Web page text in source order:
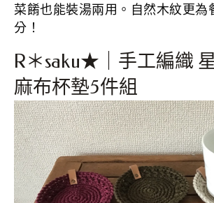
菜餚也能裝湯兩用。自然木紋更為
分！
R＊saku★｜手工編織
麻布杯墊5件組